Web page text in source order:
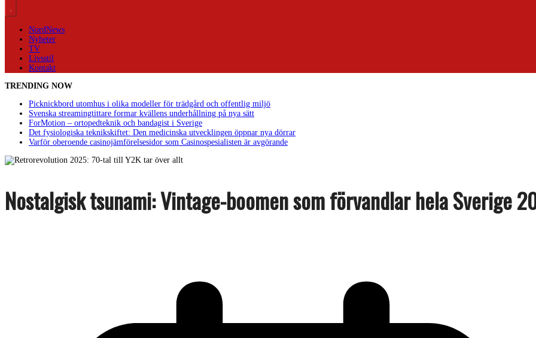
NordNews
Nyheter
TV
Livsstil
Kontakt
TRENDING NOW
Picknickbord utomhus i olika modeller för trädgård och offentlig miljö
Svenska streamingtittare formar kvällens underhållning på nya sätt
ForMotion – ortopedteknik och bandagist i Sverige
Det fysiologiska teknikskiftet: Den medicinska utvecklingen öppnar nya dörrar
Varför oberoende casinojämförelsesidor som Casinospesialisten är avgörande
Nostalgisk tsunami: Vintage-boomen som förvandlar hela Sverige